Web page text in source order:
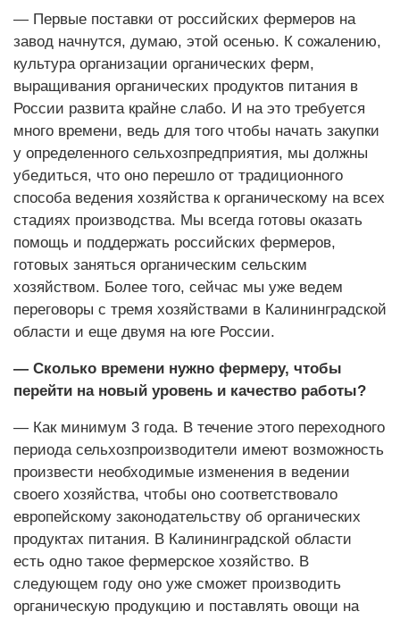
— Первые поставки от российских фермеров на
завод начнутся, думаю, этой осенью. К сожалению,
культура организации органических ферм,
выращивания органических продуктов питания в
России развита крайне слабо. И на это требуется
много времени, ведь для того чтобы начать закупки
у определенного сельхозпредприятия, мы должны
убедиться, что оно перешло от традиционного
способа ведения хозяйства к органическому на всех
стадиях производства. Мы всегда готовы оказать
помощь и поддержать российских фермеров,
готовых заняться органическим сельским
хозяйством. Более того, сейчас мы уже ведем
переговоры с тремя хозяйствами в Калининградской
области и еще двумя на юге России.
— Сколько времени нужно фермеру, чтобы
перейти на новый уровень и качество работы?
— Как минимум 3 года. В течение этого переходного
периода сельхозпроизводители имеют возможность
произвести необходимые изменения в ведении
своего хозяйства, чтобы оно соответствовало
европейскому законодательству об органических
продуктах питания. В Калининградской области
есть одно такое фермерское хозяйство. В
следующем году оно уже сможет производить
органическую продукцию и поставлять овощи на